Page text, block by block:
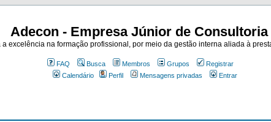
Adecon - Empresa Júnior de Consultoria
excelência na formação profissional, por meio da gestão interna aliada à
FAQ Busca Membros Grupos
Registrar
Calendário
Perfil Mensagens privadas Entrar